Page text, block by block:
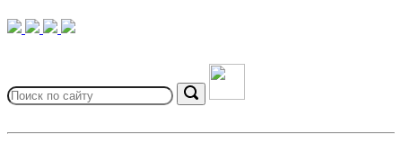
for:
Search